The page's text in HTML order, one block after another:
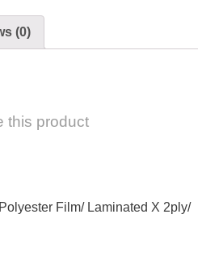
(0)
this product
Film/ Laminated X 2ply/